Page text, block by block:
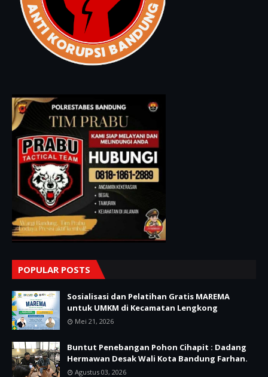
POPULAR POSTS
Sosialisasi dan Pelatihan Gratis MAREMA
untuk UMKM di Kecamatan Lengkong
Mei 21, 2026
Buntut Penebangan Pohon Cihapit : Dadang
Hermawan Desak Wali Kota Bandung Farhan.
Agustus 03, 2026